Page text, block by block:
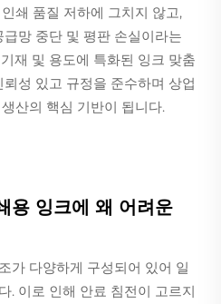
쇄 품질 저하에 그치지 않고,
망 중단 및 평판 손실이라는
재 및 용도에 특화된 잉크 맞춤
성 있고 규정을 준수하며 상업
산의 핵심 기반이 됩니다.
용 잉크에 왜 어려운
가 다양하게 구성되어 있어 일
. 이로 인해 안료 침전이 고르지